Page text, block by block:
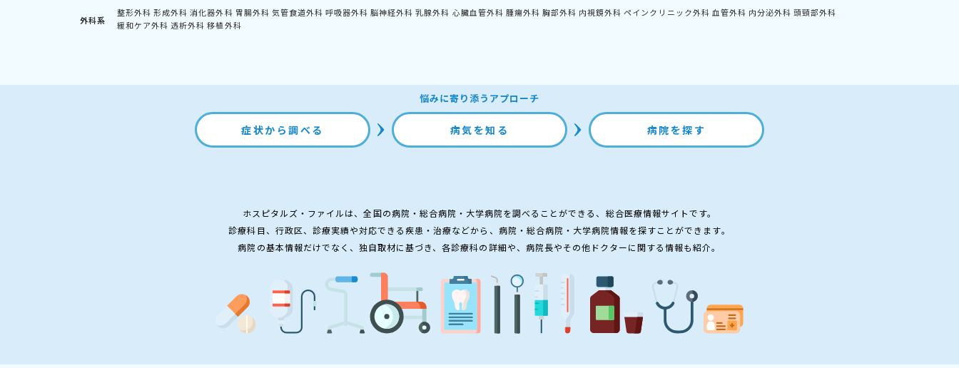
外科系
整形外科 形成外科 消化器外科 胃腸外科 気管食道外科 呼吸器外科 脳神経外科 乳腺外科 心臓血管外科 腫瘍外科 胸部外科 内視鏡外科 ペインクリニック外科 血管外科 内分泌外科 頭頸部外科
緩和ケア外科 透析外科 移植外科
悩みに寄り添うアプローチ
症状から調べる 病気を知る 病院を探す
ホスピタルズ・ファイルは、全国の病院・総合病院・大学病院を調べることができる、総合医療情報サイトです。
診療科目、行政区、診療実績や対応できる疾患・治療などから、病院・総合病院・大学病院情報を探すことができます。
病院の基本情報だけでなく、独自取材に基づき、各診療科の詳細や、病院長やその他ドクターに関する情報も紹介。